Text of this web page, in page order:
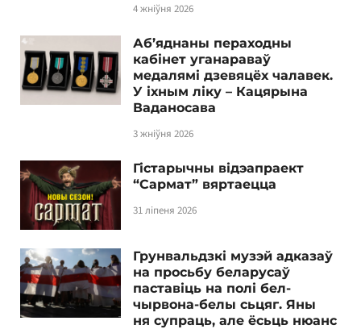
4 жніўня 2026
Аб’яднаны пераходны
кабінет уганараваў
медалямі дзевяцёх чалавек.
У іхным ліку – Кацярына
Ваданосава
3 жніўня 2026
Гістарычны відэапраект
“Сармат” вяртаецца
31 ліпеня 2026
Грунвальдзкі музэй адказаў
на просьбу беларусаў
паставіць на полі бел-
чырвона-белы сьцяг. Яны
ня супраць, але ёсьць нюанс